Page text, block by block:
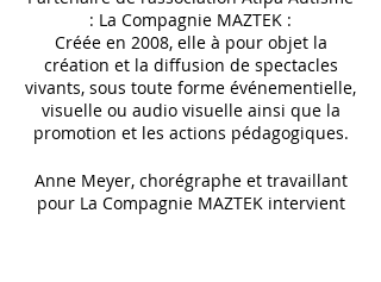
: La Compagnie MAZTEK :
Créée en 2008, elle à pour objet la
création et la diffusion de spectacles
vivants, sous toute forme événementielle,
visuelle ou audio visuelle ainsi que la
promotion et les actions pédagogiques.
Anne Meyer, chorégraphe et travaillant
pour La Compagnie MAZTEK intervient